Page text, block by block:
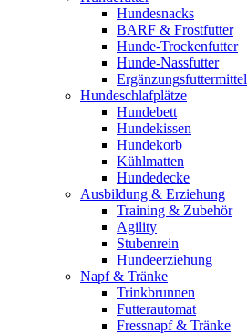
Hundesnacks
BARF & Frostfutter
Hunde-Trockenfutter
Hunde-Nassfutter
Ergänzungsfuttermittel
Hundeschlafplätze
Hundebett
Hundekissen
Hundekorb
Kühlmatten
Hundedecke
Ausbildung & Erziehung
Training & Zubehör
Agility
Stubenrein
Hundeerziehung
Napf & Tränke
Trinkbrunnen
Futterautomat
Fressnapf & Tränke